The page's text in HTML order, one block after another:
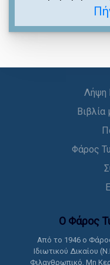
Λήψη
Φάρος
Ο Φάρος
Από το 1946 ο
Ιδιωτικού Δικαίου
Φιλανθρωπικό, Μη